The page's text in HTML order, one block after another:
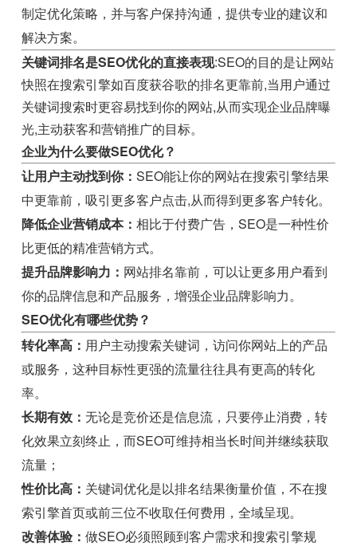
制定优化策略，并与客户保持沟通，提供专业的建议和
解决方案。
关键词排名是SEO优化的直接表现:SEO的目的是让网站
快照在搜索引擎如百度获谷歌的排名更靠前,当用户通过
关键词搜索时更容易找到你的网站,从而实现企业品牌曝
光,主动获客和营销推广的目标。
企业为什么要做SEO优化？
让用户主动找到你：SEO能让你的网站在搜索引擎结果
中更靠前，吸引更多客户点击,从而得到更多客户转化。
降低企业营销成本：相比于付费广告，SEO是一种性价
比更低的精准营销方式。
提升品牌影响力： 网站排名靠前，可以让更多用户看到
你的品牌信息和产品服务，增强企业品牌影响力。
SEO优化有哪些优势？
转化率高： 用户主动搜索关键词，访问你网站上的产品
或服务，这种目标性更强的流量往往具有更高的转化
率。
长期有效：无论是竞价还是信息流，只要停止消费，转
化效果立刻终止，而SEO可维持相当长时间并继续获取
流量；
性价比高： 关键词优化是以排名结果衡量价值，不在搜
索引擎首页或前三位不收取任何费用，全域呈现。
改善体验：做SEO必须照顾到客户需求和搜索引擎规